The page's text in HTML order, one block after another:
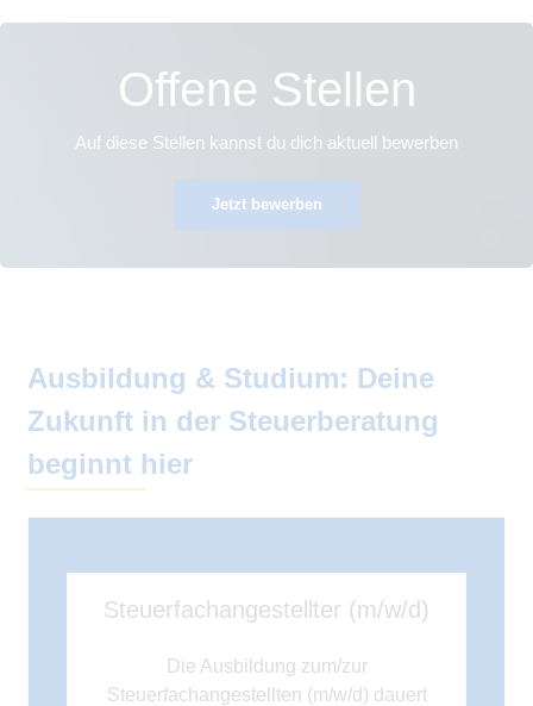
Offene Stellen
Auf diese Stellen kannst du dich aktuell bewerben
Jetzt bewerben
Ausbildung & Studium: Deine
Zukunft in der Steuerberatung
beginnt hier
Steuerfachangestellter (m/w/d)
Die Ausbildung zum/zur
Steuerfachangestellten (m/w/d) dauert